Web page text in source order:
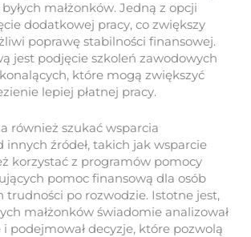
małżonków. Jedną z opcji
dodatkowej pracy, co zwiększy
poprawę stabilności finansowej.
jest podjęcie szkoleń zawodowych
które mogą zwiększyć
lepiej płatnej pracy.
również szukać wsparcia
innych źródeł, takich jak wsparcie
korzystać z programów pomocy
pomoc finansową dla osób
trudności po rozwodzie. Istotne jest,
małżonków świadomie analizował
podejmował decyzje, które pozwolą